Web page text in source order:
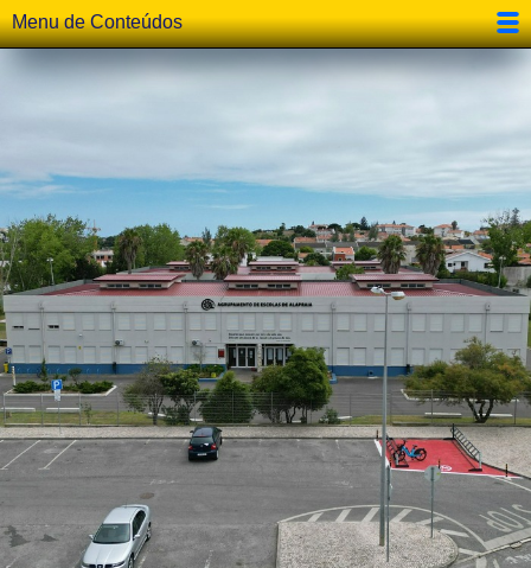
Menu de Conteúdos